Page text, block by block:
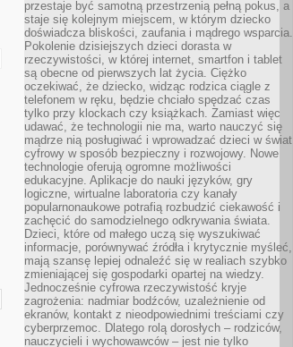
przestaje być samotną przestrzenią pełną pokus, a
staje się kolejnym miejscem, w którym dziecko
doświadcza bliskości, zaufania i mądrego wsparcia.
Pokolenie dzisiejszych dzieci dorasta w
rzeczywistości, w której internet, smartfon i tablet
są obecne od pierwszych lat życia. Ciężko
oczekiwać, że dziecko, widząc rodzica ciągle z
telefonem w ręku, będzie chciało spędzać czas
tylko przy klockach czy książkach. Zamiast więc
udawać, że technologii nie ma, warto nauczyć się
mądrze nią posługiwać i wprowadzać dzieci w świat
cyfrowy w sposób bezpieczny i rozwojowy. Nowe
technologie oferują ogromne możliwości
edukacyjne. Aplikacje do nauki języków, gry
logiczne, wirtualne laboratoria czy kanały
popularnonaukowe potrafią rozbudzić ciekawość i
zachęcić do samodzielnego odkrywania świata.
Dzieci, które od małego uczą się wyszukiwać
informacje, porównywać źródła i krytycznie myśleć,
mają szansę lepiej odnaleźć się w realiach szybko
zmieniającej się gospodarki opartej na wiedzy.
Jednocześnie cyfrowa rzeczywistość kryje
zagrożenia: nadmiar bodźców, uzależnienie od
ekranów, kontakt z nieodpowiednimi treściami czy
cyberprzemoc. Dlatego rolą dorosłych – rodziców,
nauczycieli i wychowawców – jest nie tylko